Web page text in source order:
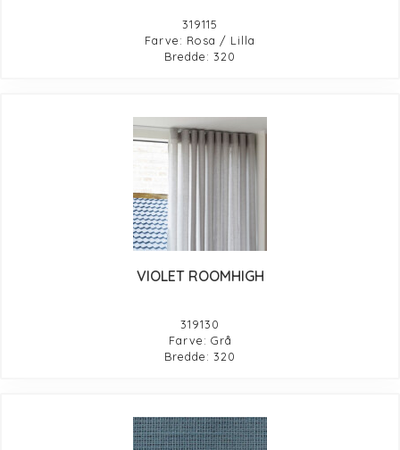
319115
Farve: Rosa / Lilla
Bredde: 320
VIOLET ROOMHIGH
319130
Farve: Grå
Bredde: 320